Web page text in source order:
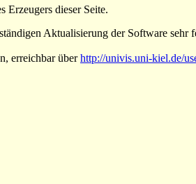
Erzeugers dieser Seite.
Aktualisierung der Software
erreichbar überhttp://univis.uni-kiel.de/